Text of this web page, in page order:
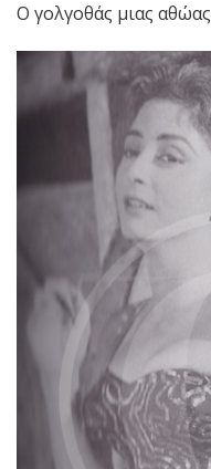
Ο γολγοθάς μιας αθώας